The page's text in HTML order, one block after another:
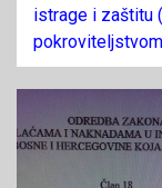
istrage i zaštitu